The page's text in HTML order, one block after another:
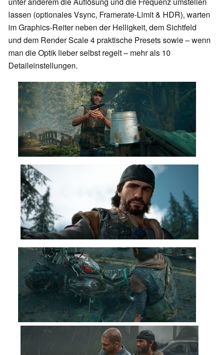
lassen (optionales Vsync, Framerate-Limit & HDR), warten
im Graphics-Reiter neben der Helligkeit, dem Sichtfeld
und dem Render Scale 4 praktische Presets sowie – wenn
man die Optik lieber selbst regelt – mehr als 10
Detaileinstellungen.